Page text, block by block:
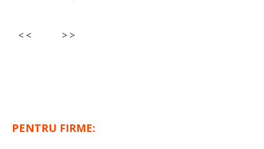
< < > >
PENTRU FIRME: